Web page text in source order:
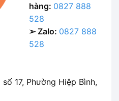
hàng: 0827 888
528
➢ Zalo: 0827 888
528
17, Phường Hiệp Bình,